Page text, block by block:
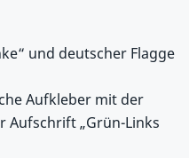
und deutscher Flagge
Aufkleber mit der
Aufschrift „Grün-Links